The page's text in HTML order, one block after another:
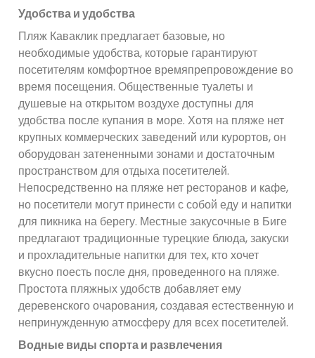
Удобства и удобства
Пляж Каваклик предлагает базовые, но
необходимые удобства, которые гарантируют
посетителям комфортное времяпрепровождение во
время посещения. Общественные туалеты и
душевые на открытом воздухе доступны для
удобства после купания в море. Хотя на пляже нет
крупных коммерческих заведений или курортов, он
оборудован затененными зонами и достаточным
пространством для отдыха посетителей.
Непосредственно на пляже нет ресторанов и кафе,
но посетители могут принести с собой еду и напитки
для пикника на берегу. Местные закусочные в Биге
предлагают традиционные турецкие блюда, закуски
и прохладительные напитки для тех, кто хочет
вкусно поесть после дня, проведенного на пляже.
Простота пляжных удобств добавляет ему
деревенского очарования, создавая естественную и
непринужденную атмосферу для всех посетителей.
Водные виды спорта и развлечения